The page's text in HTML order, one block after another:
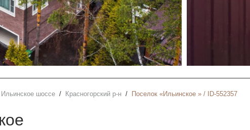
Ильинское шоссе Красногорский р-н Поселок «Ильинское » / ID-552357